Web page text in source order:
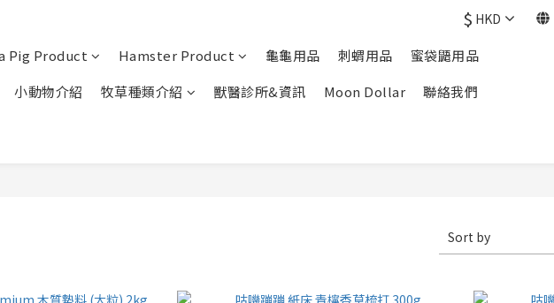
$ HKD
Pig Product Hamster Product 龜龜用品 刺蝟用品
蜜袋鼯用品
小動物介紹
牧草種類介紹 獸醫診所&資訊 Moon Dollar 聯絡我們
Sort by